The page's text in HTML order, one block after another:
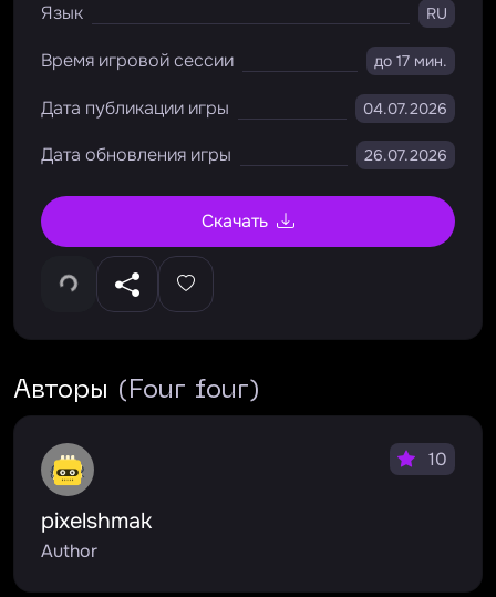
Язык RU
Время игровой сессии до 17 мин.
Дата публикации игры 04.07.2026
Дата обновления игры 26.07.2026
Скачать
Авторы (Four four)
pixelshmak
Author
10